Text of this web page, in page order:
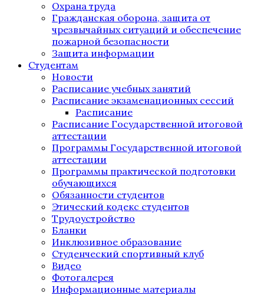
Охрана труда
Гражданская оборона, защита от
чрезвычайных ситуаций и обеспечение
пожарной безопасности
Защита информации
Студентам
Новости
Расписание учебных занятий
Расписание экзаменационных сессий
Расписание
Расписание Государственной итоговой
аттестации
Программы Государственной итоговой
аттестации
Программы практической подготовки
обучающихся
Обязанности студентов
Этический кодекс студентов
Трудоустройство
Бланки
Инклюзивное образование
Студенческий спортивный клуб
Видео
Фотогалерея
Информационные материалы